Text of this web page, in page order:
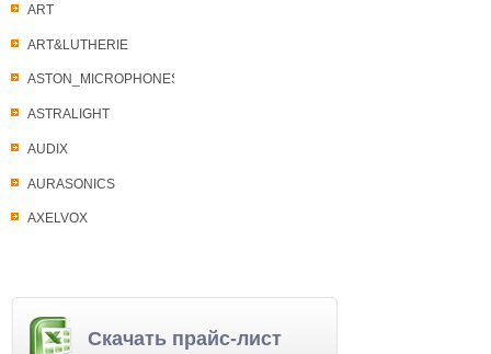
ART
ART&LUTHERIE
ASTON_MICROPHONES
ASTRALIGHT
AUDIX
AURASONICS
AXELVOX
Скачать прайс-лист